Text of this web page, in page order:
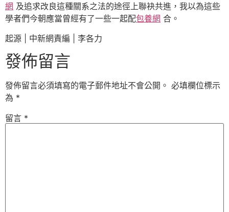
網 及追求改良這種關系之法的途徑上聯袂共進，我以為這些
學者們今朝應當曾經有了一些一起配包養網 合。
起源 | 中新網責編 | 李各力
發佈留言
發佈留言必須填寫的電子郵件地址不會公開。 必填欄位標示
為 *
留言 *